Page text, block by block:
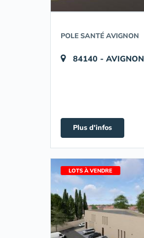
POLE SANTÉ AVIGNON
84140 - AVIGNON
Plus d'infos
LOTS À VENDRE